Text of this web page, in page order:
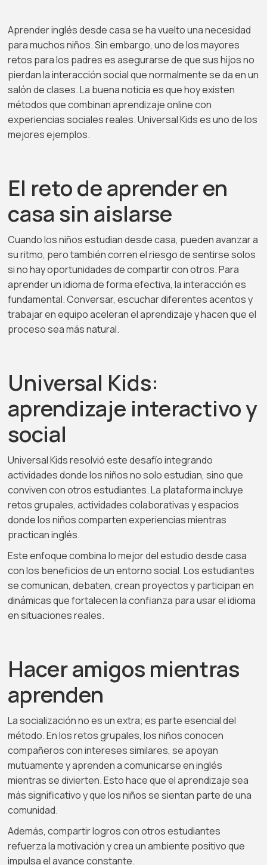
Aprender inglés desde casa se ha vuelto una necesidad
para muchos niños. Sin embargo, uno de los mayores
retos para los padres es asegurarse de que sus hijos no
pierdan la interacción social que normalmente se da en un
salón de clases. La buena noticia es que hoy existen
métodos que combinan aprendizaje online con
experiencias sociales reales. Universal Kids es uno de los
mejores ejemplos.
El reto de aprender en
casa sin aislarse
Cuando los niños estudian desde casa, pueden avanzar a
su ritmo, pero también corren el riesgo de sentirse solos
si no hay oportunidades de compartir con otros. Para
aprender un idioma de forma efectiva, la interacción es
fundamental. Conversar, escuchar diferentes acentos y
trabajar en equipo aceleran el aprendizaje y hacen que el
proceso sea más natural.
Universal Kids:
aprendizaje interactivo y
social
Universal Kids resolvió este desafío integrando
actividades donde los niños no solo estudian, sino que
conviven con otros estudiantes. La plataforma incluye
retos grupales, actividades colaborativas y espacios
donde los niños comparten experiencias mientras
practican inglés.
Este enfoque combina lo mejor del estudio desde casa
con los beneficios de un entorno social. Los estudiantes
se comunican, debaten, crean proyectos y participan en
dinámicas que fortalecen la confianza para usar el idioma
en situaciones reales.
Hacer amigos mientras
aprenden
La socialización no es un extra; es parte esencial del
método. En los retos grupales, los niños conocen
compañeros con intereses similares, se apoyan
mutuamente y aprenden a comunicarse en inglés
mientras se divierten. Esto hace que el aprendizaje sea
más significativo y que los niños se sientan parte de una
comunidad.
Además, compartir logros con otros estudiantes
refuerza la motivación y crea un ambiente positivo que
impulsa el avance constante.